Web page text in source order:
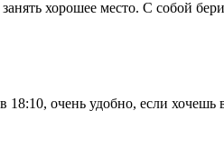
хорошее место. С собой
очень удобно, если хочешь